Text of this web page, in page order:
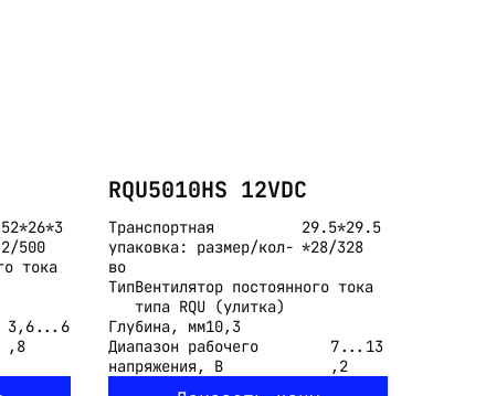
52*26*3
2/500
тока
3,6...6
,8
RQU5010HS 12VDC
Транспортная
упаковка: размер/кол-
во
29.5*29.5
*28/328
ТипВентилятор постоянного тока
типа RQU (улитка)
Глубина, мм10,3
Диапазон рабочего
напряжения, В
7...13
,2